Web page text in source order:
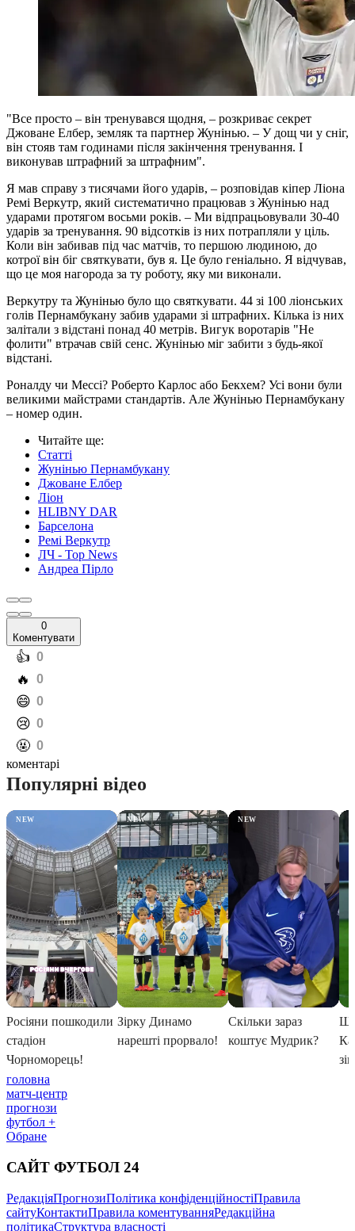
"Все просто – він тренувався щодня, – розкриває секрет
Джоване Елбер, земляк та партнер Жунінью. – У дощ чи у сніг,
він стояв там годинами після закінчення тренування. І
виконував штрафний за штрафним".
Я мав справу з тисячами його ударів, – розповідав кіпер Ліона
Ремі Веркутр, який систематично працював з Жунінью над
ударами протягом восьми років. – Ми відпрацьовували 30-40
ударів за тренування. 90 відсотків із них потрапляли у ціль.
Коли він забивав під час матчів, то першою людиною, до
котрої він біг святкувати, був я. Це було геніально. Я відчував,
що це моя нагорода за ту роботу, яку ми виконали.
Веркутру та Жунінью було що святкувати. 44 зі 100 ліонських
голів Пернамбукану забив ударами зі штрафних. Кілька із них
залітали з відстані понад 40 метрів. Вигук воротарів "Не
фолити" втрачав свій сенс. Жунінью міг забити з будь-якої
відстані.
Роналду чи Мессі? Роберто Карлос або Бекхем? Усі вони були
великими майстрами стандартів. Але Жунінью Пернамбукану
– номер один.
Читайте ще:
Статті
Жунінью Пернамбукану
Джоване Елбер
Ліон
HLIBNY DAR
Барселона
Ремі Веркутр
ЛЧ - Top News
Андреа Пірло
0
Коментувати
️👍 0
️🔥 0
️😄 0
️😢 0
️🤬 0
коментарі
головна
матч-центр
прогнози
футбол +
Обране
САЙТ ФУТБОЛ 24
РедакціяПрогнозиПолітика конфіденційностіПравила
сайтуКонтактиПравила коментуванняРедакційна
політикаСтруктура власності